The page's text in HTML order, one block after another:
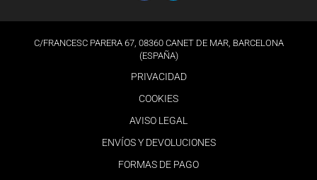
C/FRANCESC PARERA 67, 08360 CANET DE MAR, BARCELONA
(ESPAÑA)
PRIVACIDAD
COOKIES
AVISO LEGAL
ENVÍOS Y DEVOLUCIONES
FORMAS DE PAGO